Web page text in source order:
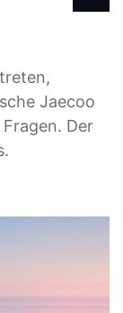
Jaecoo
Der